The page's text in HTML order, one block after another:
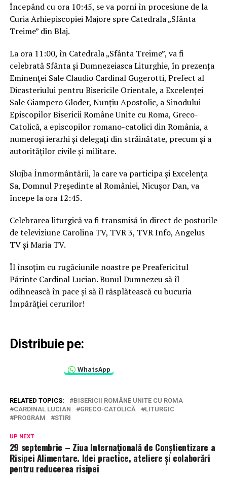
Începând cu ora 10:45, se va porni în procesiune de la
Curia Arhiepiscopiei Majore spre Catedrala „Sfânta
Treime” din Blaj.
La ora 11:00, în Catedrala „Sfânta Treime”, va fi
celebrată Sfânta și Dumnezeiasca Liturghie, în prezența
Eminenței Sale Claudio Cardinal Gugerotti, Prefect al
Dicasteriului pentru Bisericile Orientale, a Excelenței
Sale Giampero Gloder, Nunțiu Apostolic, a Sinodului
Episcopilor Bisericii Române Unite cu Roma, Greco-
Catolică, a episcopilor romano-catolici din România, a
numeroși ierarhi și delegați din străinătate, precum și a
autorităților civile și militare.
Slujba Înmormântării, la care va participa și Excelența
Sa, Domnul Președinte al României, Nicușor Dan, va
începe la ora 12:45.
Celebrarea liturgică va fi transmisă în direct de posturile
de televiziune Carolina TV, TVR 3, TVR Info, Angelus
TV și Maria TV.
Îl însoțim cu rugăciunile noastre pe Preafericitul
Părinte Cardinal Lucian. Bunul Dumnezeu să îl
odihnească în pace și să îl răsplătească cu bucuria
Împărăției cerurilor!
Distribuie pe:
WhatsApp
RELATED TOPICS:
BISERICII ROMÂNE UNITE CU ROMA
CARDINAL LUCIAN
GRECO-CATOLICĂ
LITURGIC
PROGRAM
STIRI
UP NEXT
29 septembrie – Ziua Internațională de Conștientizare a
Risipei Alimentare. Idei practice, ateliere și colaborări
pentru reducerea risipei